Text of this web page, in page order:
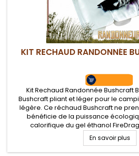
KIT RECHAUD RANDONNÉE
Kit Rechaud Randonnée Bushcraft
Bushcraft pliant et léger pour le
légère. Ce réchaud Bushcraft ne
bénéficie de la puissance
calorifique du gel éthanol
fonctionnement puissant et
En savoir plus